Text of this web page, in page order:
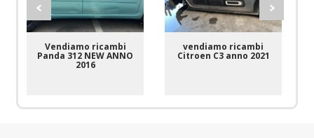
Vendiamo ricambi
Panda 312 NEW ANNO
2016
vendiamo ricambi
Citroen C3 anno 2021